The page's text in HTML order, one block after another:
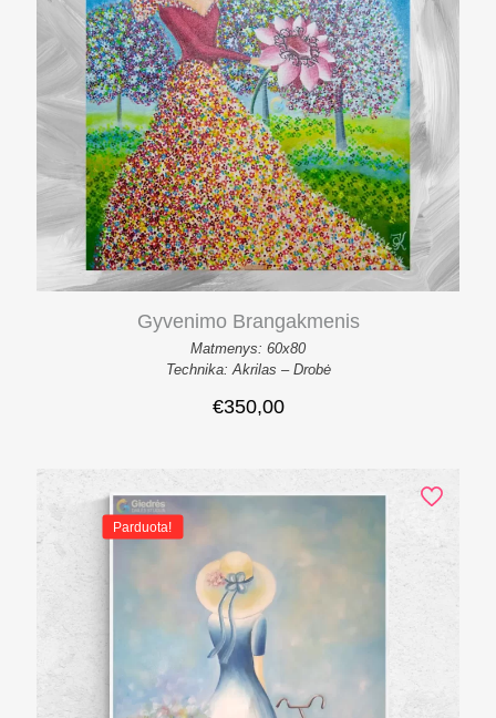
Gyvenimo Brangakmenis
Matmenys: 60x80
Technika: Akrilas – Drobė
€350,00
Parduota!